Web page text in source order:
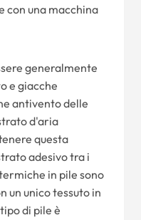
con una macchina
generalmente
e giacche
antivento delle
d'aria
questa
adesivo tra i
in pile sono
un unico tessuto in
di pile è